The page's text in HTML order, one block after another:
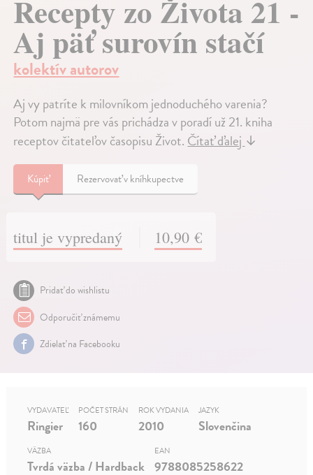
Recepty zo Života 21 -
Aj päť surovín stačí
kolektív autorov
Aj vy patríte k milovníkom jednoduchého varenia?
Potom najmä pre vás prichádza v poradí už 21. kniha
receptov čitateľov časopisu Život.Čítať ďalej↓
Kúpiť Rezervovať v kníhkupectve
titul je vypredaný 10,90 €
Pridať do wishlistu
Odporučiť známemu
Zdielať na Facebooku
VYDAVATEĽ
Ringier
POČET STRÁN
160
ROK VYDANIA
2010
JAZYK
Slovenčina
VÄZBA
Tvrdá väzba / Hardback
EAN
9788085258622